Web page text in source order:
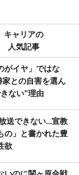
キャリアの
人気記事
がイヤ」ではな
家との自害を選ん
ない"理由
送できない...宣教
の」と書かれた豊
欲